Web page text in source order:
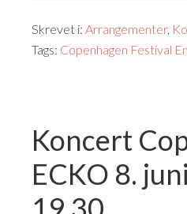
Skrevet i: Arrangementer,
Tags: Copenhagen Festival
Koncert
ECKO 8.